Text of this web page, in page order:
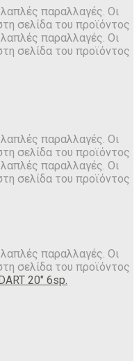
παραλλαγές. Οι
σελίδα του προϊόντος
παραλλαγές. Οι
σελίδα του προϊόντος
παραλλαγές. Οι
σελίδα του προϊόντος
παραλλαγές. Οι
σελίδα του προϊόντος
παραλλαγές. Οι
σελίδα του προϊόντος